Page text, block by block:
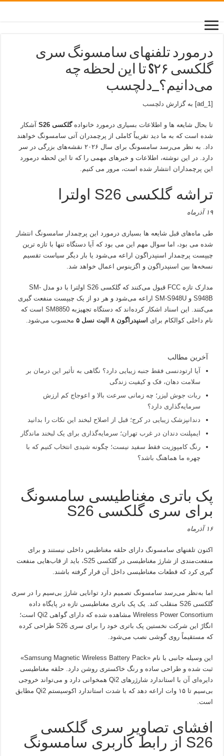
درمورد تلفنهای سامسونگ سری
گلکسی S۲۶ تا این لحظه چه
می‌دانیم؟_دلچسب
[ad_1] به گزارش دلچسب
تا بحال شایعه ها و اطلاعات بسیاری درمورد خانوادهگلکسی S26
آشکار
شده است که به ما دید تقریباً کاملی از پرچمدران آتی سامسونگ خواهند
داد. به نظر می‌رسد سامسونگ برای سال ۲۰۲۶ نقشه‌های بزرگی در سر
دارد. در این نوشته، اطلاعات و خبرهای مهمی را که تا این لحظه درمورد
این پرچمداران انتشار شده است، مرور می کنیم.
تراشه گلکسی S26 اولترا
۱۹ آذرماه
طی ماه‌های قبل شایعه ها بسیاری درمورد این پرچمدار سامسونگ انتشار
شده می بود، اما سوال مهم این می بود که آیا دستگاه تنها با تازه ترین
چیپست پرچمدار اسنپدراگون اراعه می‌شود یا بار دیگر سیاست تقسیم
نسخه‌ها بین اسنپدراگون و اگزینوس اعمال خواهد شد.
مدارک تازه FCC قبول می‌کنند که گلکسی S26 اولترا با دو مدل SM-
S948B و SM-S948U اراعه می‌شود و هر دو از یک چیپست منفعت گیری
می‌کنند. این اسناد اشکار کرده‌اند که دستگاه تجهیزبه SM8850 است که
نام داخلی کوالکام برای اسنپدراگون ۸ الیت نسل ۵ محسوب می‌شود.
آخرین مطالب
آیا ارتودنسی فقط جنبه زیبایی دارد؟ نگاهی به تأثیر این درمان بر
سلامت دهان، فک و کیفیت زندگی
ربات جوش لیزر؛ چه زمانی سرعت بالا و اعوجاج کم ارزش
سرمایه‌گذاری دارد؟
دندانپزشک زیبایی در کرج؛ قبل از اصلاح لبخند این نکات را بدانید
ایمپلنت دندان در غرب تهران؛ سرمایه‌گذاری برای یک لبخند ماندگار
رنگ کامپوزیت فقط سفید نیست؛ چگونه شیدی انتخاب کنیم که با
چهره ما هماهنگ باشد؟
پک باتری مغناطیسی سامسونگ
برای سری گلکسی S26
۱۶ آذرماه
اکنون تلفنهای سامسونگ دارای حلقه مغناطیس داخلی نیستند و برای
منفعت‌مندی از شارژ مغناطیسی در گلکسی S25، باید از قاب‌هایی منفعت
گیری کرد که قطعات مغناطیسی داخل آن قرار گرفته باشند.
اما به‌نظر می‌رسد سامسونگ تصمیم دارد توانایی شارژ بی‌سیم را در سری
گلکسی S26 منقلب کند. یک پک باتری مغناطیسی تازه در پایگاه داده
Wireless Power Consortium مشاهده شده که دارای گواهی Qi2 است؛
انگارً این شرکت نخستین پک باتری خود را برای سری S26 طراحی کرده
که مستقیماً روی گوشی نصب می‌شود.
این وسیله جانبی با نام «Samsung Magnetic Wireless Battery Pack»
ثبت شده و طراحی ساده و رنگ خاکستری روشن دارد. حلقه مغناطیسی
دایره‌ای آن با استاندارد شارژرهای Qi2 همخوانی دارد و می‌تواند خروجی
بی‌سیم تا ۱۵ وات اراعه دهد که با شدت استاندارد اکوسیستم Qi2 مطابق
است.
افشای تصاویر سری گلکسی
S26 از رابط کاربری سامسونگ